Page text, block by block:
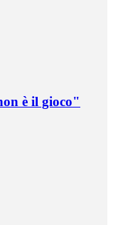
è il gioco"